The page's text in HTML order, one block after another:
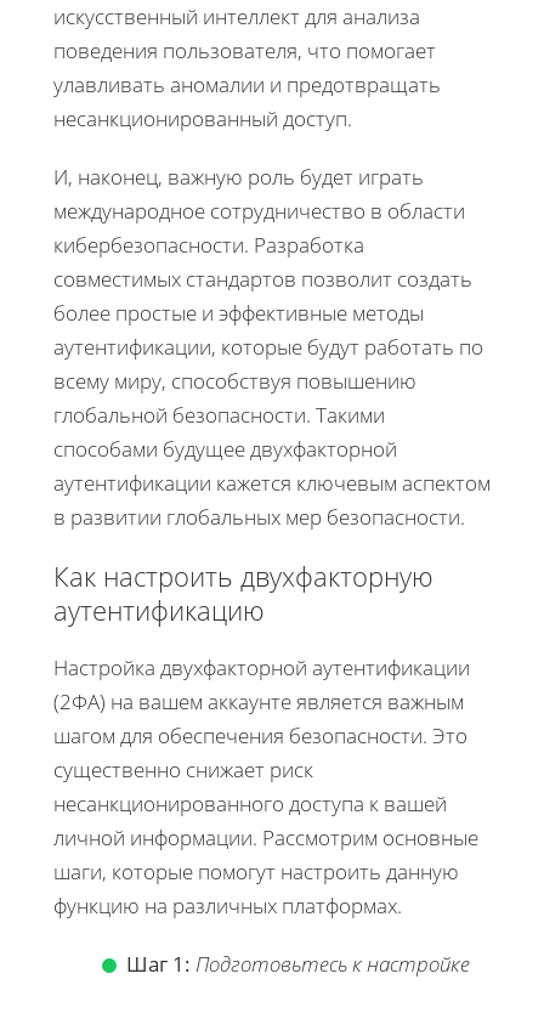
искусственный интеллект для анализа
поведения пользователя, что помогает
улавливать аномалии и предотвращать
несанкционированный доступ.
И, наконец, важную роль будет играть
международное сотрудничество в области
кибербезопасности. Разработка
совместимых стандартов позволит создать
более простые и эффективные методы
аутентификации, которые будут работать по
всему миру, способствуя повышению
глобальной безопасности. Такими
способами будущее двухфакторной
аутентификации кажется ключевым аспектом
в развитии глобальных мер безопасности.
Как настроить двухфакторную
аутентификацию
Настройка двухфакторной аутентификации
(2ФА) на вашем аккаунте является важным
шагом для обеспечения безопасности. Это
существенно снижает риск
несанкционированного доступа к вашей
личной информации. Рассмотрим основные
шаги, которые помогут настроить данную
функцию на различных платформах.
Шаг 1: Подготовьтесь к настройке